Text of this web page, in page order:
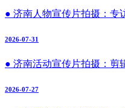
● 济南人物宣传片拍摄：专
2026-07-31
● 济南活动宣传片拍摄：剪
2026-07-27